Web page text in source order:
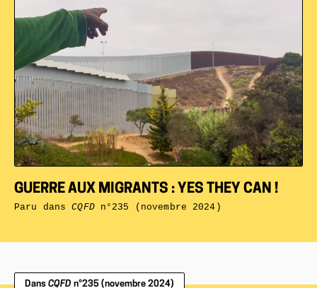
GUERRE AUX MIGRANTS : YES THEY CAN !
Paru dansCQFDn°235 (novembre 2024)
Dans CQFD n°235 (novembre 2024)